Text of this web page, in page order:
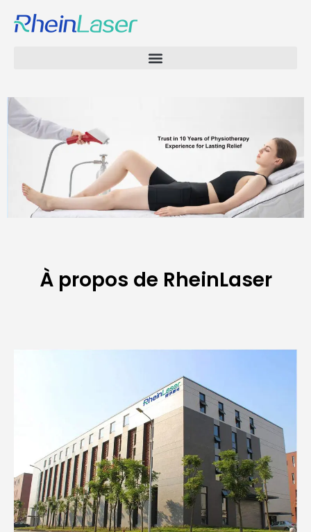
À propos de RheinLaser